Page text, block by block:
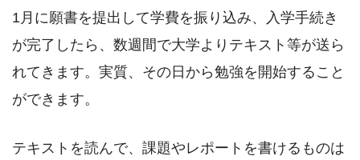
1月に願書を提出して学費を振り込み、入学手続き
が完了したら、数週間で大学よりテキスト等が送ら
れてきます。実質、その日から勉強を開始すること
ができます。
テキストを読んで、課題やレポートを書けるものは